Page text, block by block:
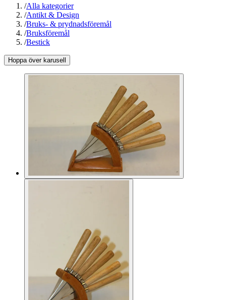
/Alla kategorier
/Antikt & Design
/Bruks- & prydnadsföremål
/Bruksföremål
/Bestick
Hoppa över karusell